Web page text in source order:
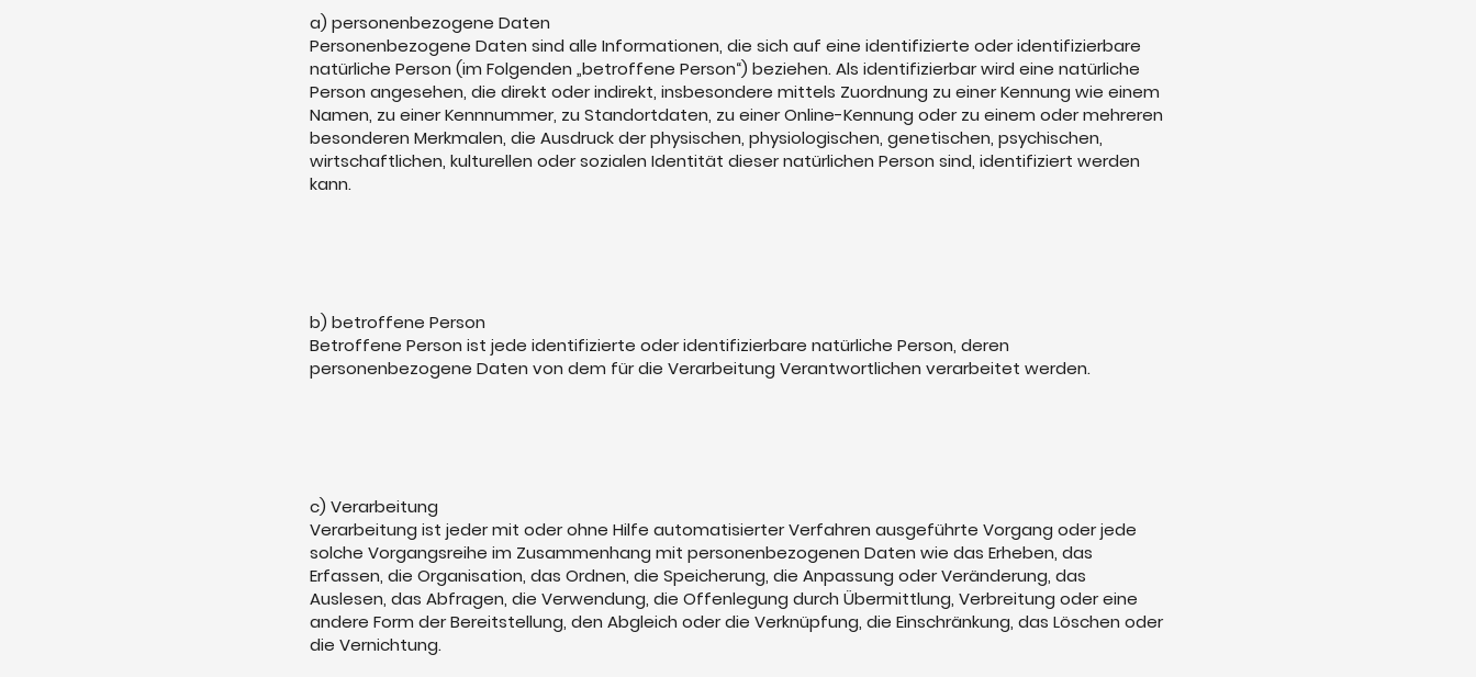
a) personenbezogene Daten
Personenbezogene Daten sind alle Informationen, die sich auf eine identifizierte oder identifizierbare
natürliche Person (im Folgenden „betroffene Person“) beziehen. Als identifizierbar wird eine natürliche
Person angesehen, die direkt oder indirekt, insbesondere mittels Zuordnung zu einer Kennung wie einem
Namen, zu einer Kennnummer, zu Standortdaten, zu einer Online-Kennung oder zu einem oder mehreren
besonderen Merkmalen, die Ausdruck der physischen, physiologischen, genetischen, psychischen,
wirtschaftlichen, kulturellen oder sozialen Identität dieser natürlichen Person sind, identifiziert werden
kann.
b) betroffene Person
Betroffene Person ist jede identifizierte oder identifizierbare natürliche Person, deren
personenbezogene Daten von dem für die Verarbeitung Verantwortlichen verarbeitet werden.
c) Verarbeitung
Verarbeitung ist jeder mit oder ohne Hilfe automatisierter Verfahren ausgeführte Vorgang oder jede
solche Vorgangsreihe im Zusammenhang mit personenbezogenen Daten wie das Erheben, das
Erfassen, die Organisation, das Ordnen, die Speicherung, die Anpassung oder Veränderung, das
Auslesen, das Abfragen, die Verwendung, die Offenlegung durch Übermittlung, Verbreitung oder eine
andere Form der Bereitstellung, den Abgleich oder die Verknüpfung, die Einschränkung, das Löschen oder
die Vernichtung.